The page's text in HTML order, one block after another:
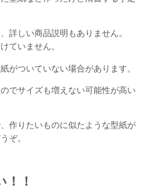
詳しい商品説明もありません。
ていません。
がついていない場合があります。
でサイズも増えない可能性が高い
作りたいものに似たような型紙が
ぞ。
！